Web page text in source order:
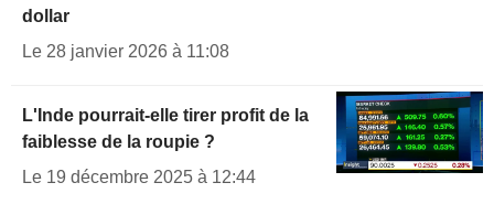
dollar
Le 28 janvier 2026 à 11:08
L'Inde pourrait-elle tirer profit de la
faiblesse de la roupie ?
Le 19 décembre 2025 à 12:44